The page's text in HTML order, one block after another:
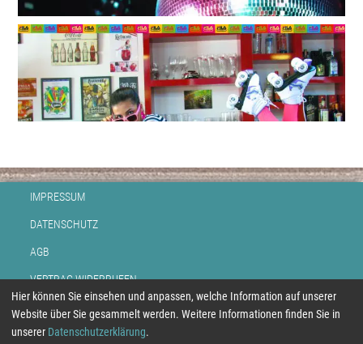
IMPRESSUM
DATENSCHUTZ
AGB
VERTRAG WIDERRUFEN
BEZAHLUNG
RETOUR
Hier können Sie einsehen und anpassen, welche Information auf unserer
Website über Sie gesammelt werden. Weitere Informationen finden Sie in
unserer Datenschutzerklärung.